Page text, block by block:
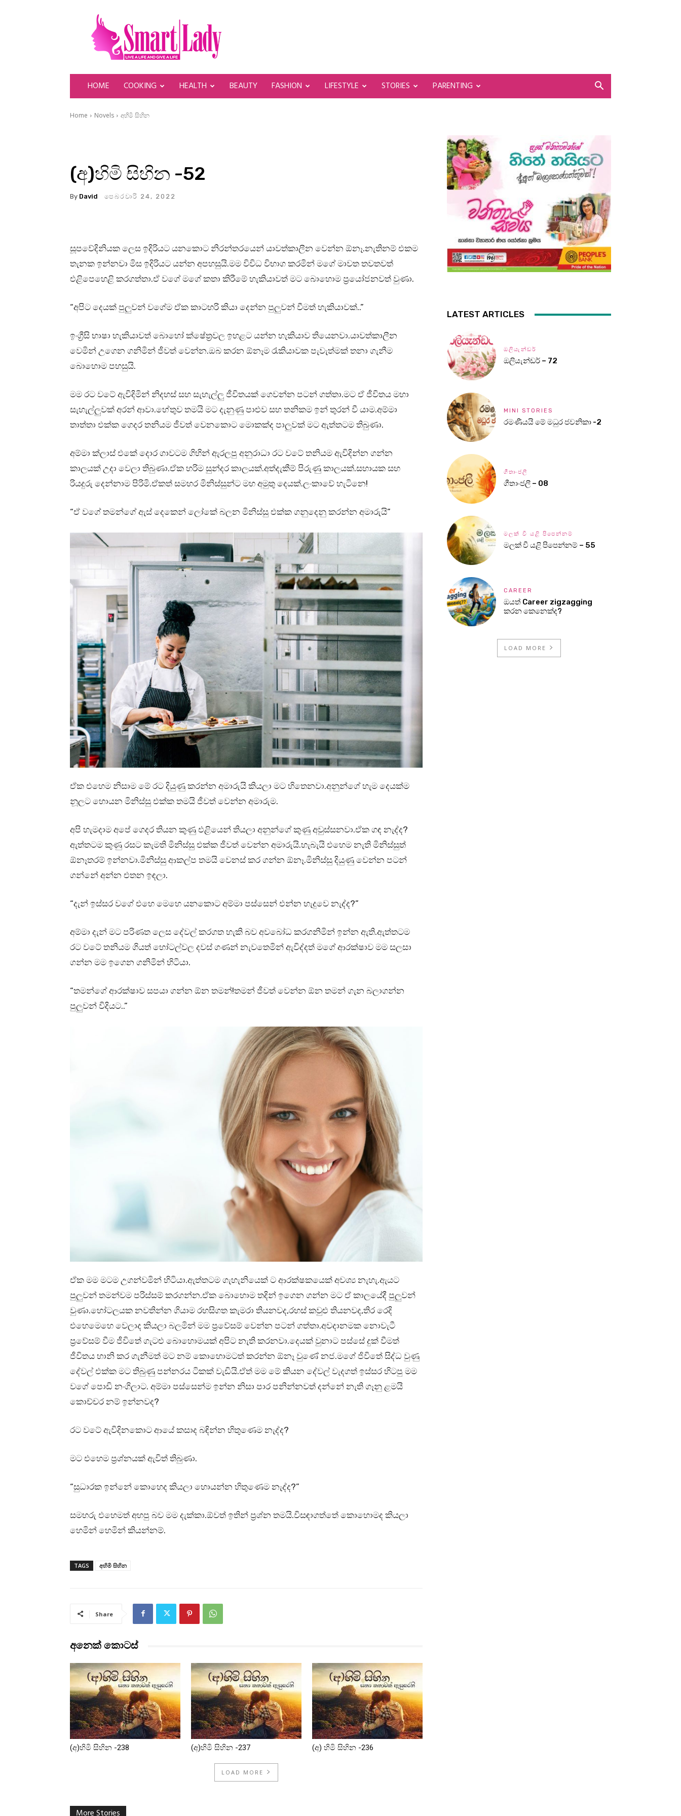
SmartLady
HOME COOKING HEALTH BEAUTY FASHION LIFESTYLE STORIES PARENTING
Home Novels අහිමි සිහින
(අ)හිමි සිහින -52
By David පෙබරවාරි 24, 2022
සූපවේදිනියක ලෙස ඉදිරියට යනකොට නිරන්තරයෙන් යාවත්කාලීන වෙන්න ඕනෑ.නැතිනම් එකම
තැනක ඉන්නවා මිස ඉදිරියට යන්න අපහසුයි.මම විවිධ විභාග කරමින් මගේ මාවත තවතවත්
එළිපෙහෙළි කරගත්තා.ඒ වගේ මගේ කතා කිරීමේ හැකියාවත් මට බොහොම ප්‍රයෝජනවත් වුණා.
“අපිට දෙයක් පුලුවන් වගේම ඒක කාටහරි කියා දෙන්න පුලුවන් වීමත් හැකියාවක්..”
ඉංග්‍රීසි භාෂා හැකියාවත් බොහෝ ක්ෂේත්‍රවල ඉහළට යන්න හැකියාව තියෙනවා.යාවත්කාලීන
වෙමින් උගෙන ගනිමින් ජීවත් වෙන්න.ඔබ කරන ඕනෑම රැකියාවක පැවැත්මක් තනා ගැනීම
බොහොම පහසුයි.
මම රට වටේ ඇවිදිමින් නිදහස් සහ සැහැල්ලු ජීවිතයක් ගෙවන්න පටන් ගත්තා.මට ඒ ජීවිතය මහා
සැහැල්ලුවක් අරන් ආවා.හේතුව තමයි මට දැනුණු පාළුව සහ තනිකම ඉන් තුරන් වී යාම.අම්මා
තාත්තා එක්ක ගෙදර තනියම ජීවත් වෙනකොට මොකක්ද පාලුවක් මට ඇත්තටම තිබුණා.
අම්මා ක්ලාස් එකේ දොර ගාවටම ගිහින් ඇරලපු අනුරාධා රට වටේ තනියම ඇවිදින්න ගන්න
කාලයක් උදා වෙලා තිබුණා.ඒක හරිම සුන්දර කාලයක්.අත්දැකීම් පිරුණු කාලයක්.සහායක සහ
රියදුරු දෙන්නාම පිරිමි.ඒකත් සමහර මිනිස්සුන්ට මහ අමුතු දෙයක්.ලංකාවේ හැටිනෙ!
“ඒ වගේ තමන්ගේ ඇස් දෙකෙන් ලෝකේ බලන මිනිස්සු එක්ක ගනුදෙනු කරන්න අමාරුයි”
ඒක එහෙම නිසාම මේ රට දියුණු කරන්න අමාරුයි කියලා මට හිතෙනවා.අනුන්ගේ හැම දෙයක්ම
නූලට හොයන මිනිස්සු එක්ක තමයි ජීවත් වෙන්න අමාරුම.
අපි හැමදාම අපේ ගෙදර තියන කුණු එළියෙන් තියලා අනුන්ගේ කුණු අවුස්සනවා.ඒක ගඳ නැද්ද?
ඇත්තටම කුණු රසට කැමති මිනිස්සු එක්ක ජීවත් වෙන්න අමාරුයි.හැබැයි එහෙම නැති මිනිස්සුත්
ඕනෑතරම් ඉන්නවා.මිනිස්සු ආකල්ප තමයි වෙනස් කර ගන්න ඕනෑ.මිනිස්සු දියුණු වෙන්න පටන්
ගන්නේ අන්න එතන ඉඳලා.
“දැන් ඉස්සර වගේ එහෙ මෙහෙ යනකොට අම්මා පස්සෙන් එන්න හැදුවෙ නැද්ද?”
අම්මා දැන් මට පරිණත ලෙස දේවල් කරගත හැකි බව අවබෝධ කරගනිමින් ඉන්න ඇති.ඇත්තටම
රට වටේ තනියම ගියත් හෝටල්වල දවස් ගණන් නැවතෙමින් ඇවිද්දත් මගේ ආරක්ෂාව මම සලසා
ගන්න මම ඉගෙන ගනිමින් හිටියා.
“තමන්ගේ ආරක්ෂාව සපයා ගන්න ඕන තමන්!තමන් ජීවත් වෙන්න ඕන තමන් ගැන බලාගන්න
පුලුවන් විදියට..”
ඒක මම මටම උගන්වමින් හිටියා.ඇත්තටම ගැහැනියෙක් ට ආරක්ෂකයෙක් අවශ්‍ය නැහැ.ඇයට
පුලුවන් තමන්වම පරිස්සම් කරගන්න.ඒක බොහොම තදින් ඉගෙන ගන්න මට ඒ කාලයේදී පුලුවන්
වුණා.හෝටලයක නවතින්න ගියාම රහසිගත කැමරා තියනවද,රහස් කවුළු තියනවද,තිර රෙදි
එහෙමෙහෙ වෙලාද කියලා බලමින් මම ප්‍රවේසම් වෙන්න පටන් ගත්තා.අවදානමක නොවැටී
ප්‍රවේසම් වීම ජීවිතේ ගැටළු බොහොමයක් අපිට නැති කරනවා.දෙයක් වුනාට පස්සේ දුක් වීමත්
ජීවිතය හානි කර ගැනීමත් මට නම් කොහොමටත් කරන්න ඕනෑ වුණේ නජ.මගේ ජිවිතේ සිද්ධ වුණු
දේවල් එක්ක මට තිබුණු පන්නරය ටිකක් වැඩියි.ඒත් මම මේ කියන දේවල් වැදගත් ඉස්සර හිටපු මම
වගේ පොඩි නංගිලාට. අම්මා පස්සෙන්ම ඉන්න නිසා පාර පනින්නවත් දන්නේ නැති ගෑනු ළමයි
කොච්චර නම් ඉන්නවද?
රට වටේ ඇවිදිනකොට ආයේ කසාද බඳින්න හිතුණෙම නැද්ද?
මට එහෙම ප්‍රශ්නයක් ඇවිත් තිබුණා.
“සුධාරක ඉන්නේ කොහෙද කියලා හොයන්න හිතුණෙම නැද්ද?”
සමහරු එහෙමත් අහපු බව මම දැක්කා.ඕවත් ඉතින් ප්‍රශ්න තමයි.විසඳාගත්තේ කොහොමද කියලා
හෙමින් හෙමින් කියන්නම්.
TAGS අහිමි සිහින
Share
අනෙක් කොටස්
(අ)හිමි සිහින -238 (අ)හිමි සිහින -237 (අ) හිමි සිහින -236
LOAD MORE
More Stories
LATEST ARTICLES
ඔලියැන්ඩර්
ඔලියැන්ඩර් – 72
MINI STORIES
රමණීයයි මේ මධුර ජවනිකා -2
ගීතාංජලී
ගීතාංජලී – 08
මලක් වී යළි පිපෙන්නම්
මලක් වී යළි පිපෙන්නම් – 55
CAREER
ඔයත් Career zigzagging
කරන කෙනෙක්ද?
LOAD MORE